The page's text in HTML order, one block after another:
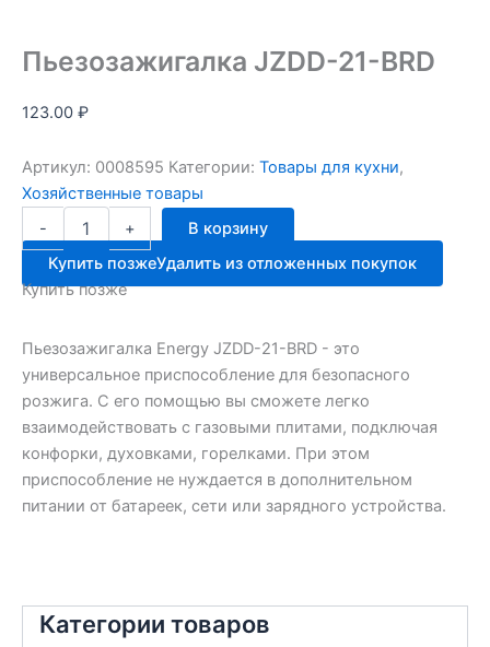
Категории товаров
Пьезозажигалка JZDD-21-BRD
123.00 ₽
Артикул: 0008595 Категории: Товары для кухни,
Хозяйственные товары
-
Количество
товара
Пьезозажигалка
JZDD-
21-
+
В корзину
Купить позжеУдалить из отложенных покупок
Купить позже
Пьезозажигалка Energy JZDD-21-BRD - это
универсальное приспособление для безопасного
розжига. С его помощью вы сможете легко
взаимодействовать с газовыми плитами, подключая
конфорки, духовками, горелками. При этом
приспособление не нуждается в дополнительном
питании от батареек, сети или зарядного устройства.